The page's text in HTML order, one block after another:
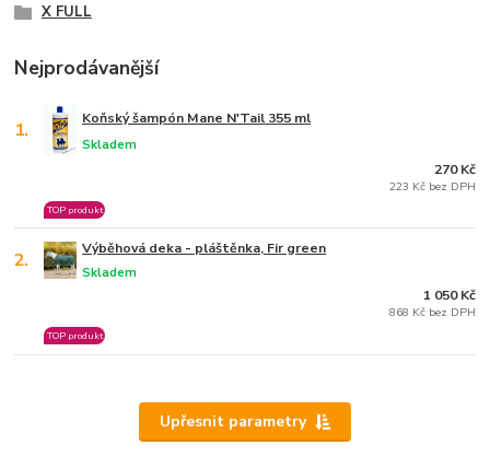
X FULL
Nejprodávanější
1. Koňský šampón Mane N'Tail 355 ml
Skladem
TOP produkt
270 Kč
223 Kč bez DPH
2. Výběhová deka - pláštěnka, Fir green
Skladem
TOP produkt
1 050 Kč
868 Kč bez DPH
Upřesnit parametry